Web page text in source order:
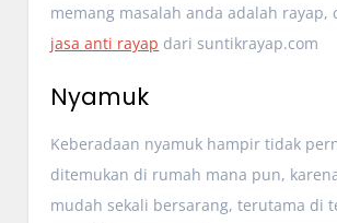
memang masalah anda adalah rayap,
jasa anti rayap dari suntikrayap.com
Nyamuk
Keberadaan nyamuk hampir tidak
ditemukan di rumah mana pun,
mudah sekali bersarang, terutama di